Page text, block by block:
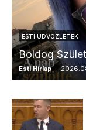
ESTI ÜDVÖZLETEK
Boldog
Esti Hírlap -